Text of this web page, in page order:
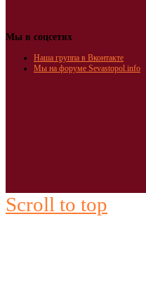
Мы в соцсетях
Наша группа в Вконтакте
Мы на форуме Sevastopol.info
Scroll to top